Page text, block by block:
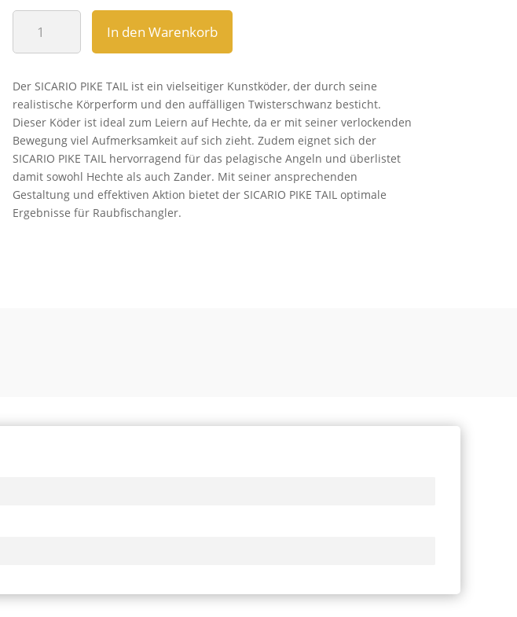
SICARIO
PIKE
18cm
Gummifisch
Menge
In den Warenkorb
Der SICARIO PIKE TAIL ist ein vielseitiger Kunstköder, der durch seine
realistische Körperform und den auffälligen Twisterschwanz besticht.
Dieser Köder ist ideal zum Leiern auf Hechte, da er mit seiner verlockenden
Bewegung viel Aufmerksamkeit auf sich zieht. Zudem eignet sich der
SICARIO PIKE TAIL hervorragend für das pelagische Angeln und überlistet
damit sowohl Hechte als auch Zander. Mit seiner ansprechenden
Gestaltung und effektiven Aktion bietet der SICARIO PIKE TAIL optimale
Ergebnisse für Raubfischangler.